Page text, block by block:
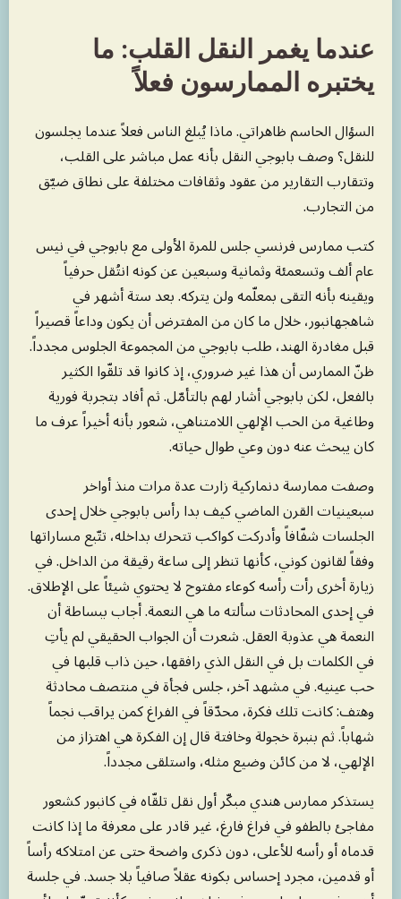
عندما يغمر النقل القلب: ما
يختبره الممارسون فعلاً
السؤال الحاسم ظاهراتي. ماذا يُبلغ الناس فعلاً عندما يجلسون
للنقل؟ وصف بابوجي النقل بأنه عمل مباشر على القلب،
وتتقارب التقارير من عقود وثقافات مختلفة على نطاق ضيّق
من التجارب.
كتب ممارس فرنسي جلس للمرة الأولى مع بابوجي في نيس
عام ألف وتسعمئة وثمانية وسبعين عن كونه انتُقل حرفياً
ويقينه بأنه التقى بمعلّمه ولن يتركه. بعد ستة أشهر في
شاهجهانبور، خلال ما كان من المفترض أن يكون وداعاً قصيراً
قبل مغادرة الهند، طلب بابوجي من المجموعة الجلوس مجدداً.
ظنّ الممارس أن هذا غير ضروري، إذ كانوا قد تلقّوا الكثير
بالفعل، لكن بابوجي أشار لهم بالتأمّل. ثم أفاد بتجربة فورية
وطاغية من الحب الإلهي اللامتناهي، شعور بأنه أخيراً عرف ما
كان يبحث عنه دون وعي طوال حياته.
وصفت ممارسة دنماركية زارت عدة مرات منذ أواخر
سبعينيات القرن الماضي كيف بدا رأس بابوجي خلال إحدى
الجلسات شفّافاً وأدركت كواكب تتحرك بداخله، تتّبع مساراتها
وفقاً لقانون كوني، كأنها تنظر إلى ساعة رقيقة من الداخل. في
زيارة أخرى رأت رأسه كوعاء مفتوح لا يحتوي شيئاً على الإطلاق.
في إحدى المحادثات سألته ما هي النعمة. أجاب ببساطة أن
النعمة هي عذوبة العقل. شعرت أن الجواب الحقيقي لم يأتِ
في الكلمات بل في النقل الذي رافقها، حين ذاب قلبها في
حب عينيه. في مشهد آخر، جلس فجأة في منتصف محادثة
وهتف: كانت تلك فكرة، محدّقاً في الفراغ كمن يراقب نجماً
شهاباً. ثم بنبرة خجولة وخافتة قال إن الفكرة هي اهتزاز من
الإلهي، لا من كائن وضيع مثله، واستلقى مجدداً.
يستذكر ممارس هندي مبكّر أول نقل تلقّاه في كانبور كشعور
مفاجئ بالطفو في فراغ فارغ، غير قادر على معرفة ما إذا كانت
قدماه أو رأسه للأعلى، دون ذكرى واضحة حتى عن امتلاكه رأساً
أو قدمين، مجرد إحساس بكونه عقلاً صافياً بلا جسد. في جلسة